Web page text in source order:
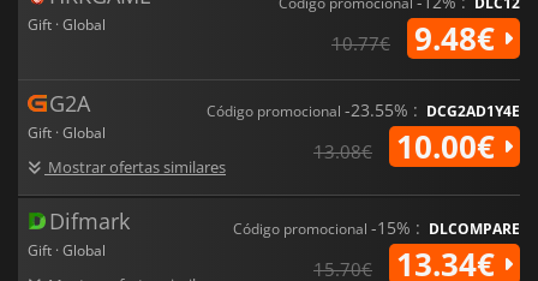
Gift · Global
10.77€ 9.48€
G2A
Gift · Global
Mostrar ofertas similares
Código promocional -23.55% : DCG2AD1Y4E
13.08€ 10.00€
Difmark
Gift · Global
Código promocional -15% : DLCOMPARE
15.70€ 13.34€